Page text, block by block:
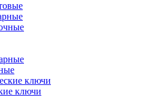
ключи